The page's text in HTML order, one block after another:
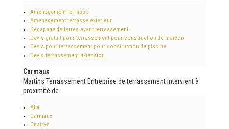
Amenagement terrasse
Amenagement terrasse exterieur
Décapage de terres avant terrassement
Devis gratuit pour terrassement pour construction de maison
Devis pour terrassement pour construction de piscine
Devis terrassement extension
Carmaux
Martins Terrassement Entreprise de terrassement intervient à
proximité de :
Albi
Carmaux
Castres